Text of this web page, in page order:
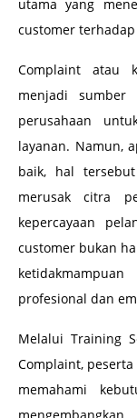
utama yang
customer
Complaint atau
menjadi sumber
perusahaan
layanan. Namun,
baik, hal
merusak citra
kepercayaan
customer bukan
profesional dan
Melalui Training
Complaint,
memahami